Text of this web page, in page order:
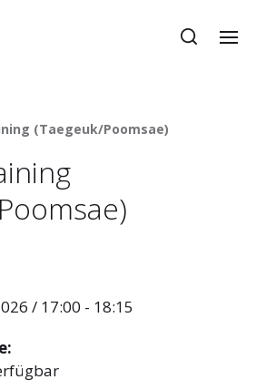
(Taegeuk/Poomsae)
/ 17:00 - 18:15